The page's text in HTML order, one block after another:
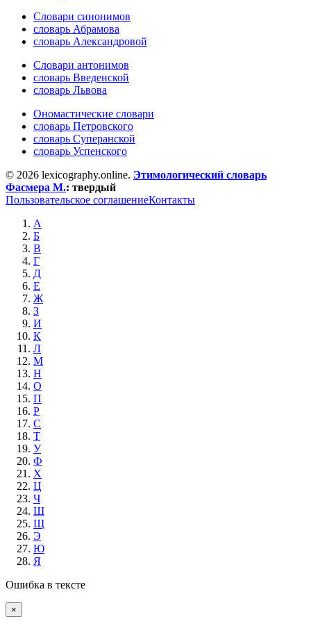
Словари синонимов
словарь Абрамова
словарь Александровой
Словари антонимов
словарь Введенской
словарь Львова
Ономастические словари
словарь Петровского
словарь Суперанской
словарь Успенского
© 2026 lexicography.online. Этимологический словарь
Фасмера М.: твердый
Пользовательское соглашениеКонтакты
А
Б
В
Г
Д
Е
Ж
З
И
К
Л
М
Н
О
П
Р
С
Т
У
Ф
Х
Ц
Ч
Ш
Щ
Э
Ю
Я
Ошибка в тексте
×